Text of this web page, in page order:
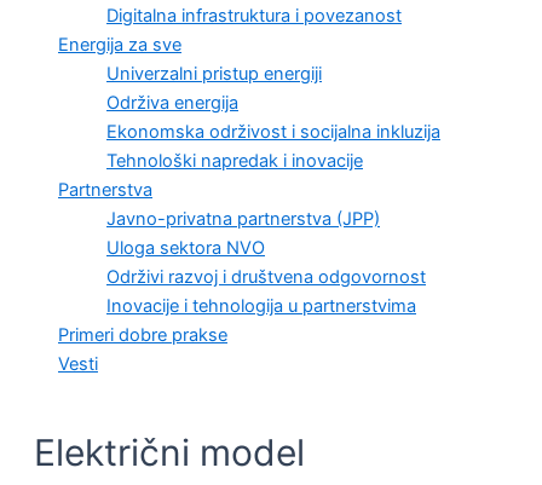
Digitalna infrastruktura i povezanost
Energija za sve
Univerzalni pristup energiji
Održiva energija
Ekonomska održivost i socijalna inkluzija
Tehnološki napredak i inovacije
Partnerstva
Javno-privatna partnerstva (JPP)
Uloga sektora NVO
Održivi razvoj i društvena odgovornost
Inovacije i tehnologija u partnerstvima
Primeri dobre prakse
Vesti
Električni model